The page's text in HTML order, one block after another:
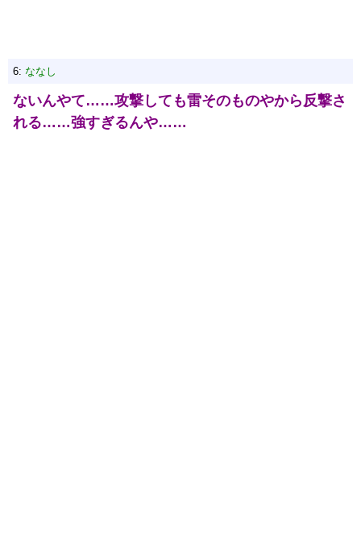
6: ななし
ないんやて……攻撃しても雷そのものやから反撃さ
れる……強すぎるんや……